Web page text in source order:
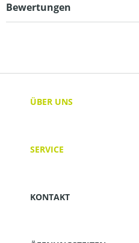
Bewertungen
ÜBER UNS
SERVICE
KONTAKT